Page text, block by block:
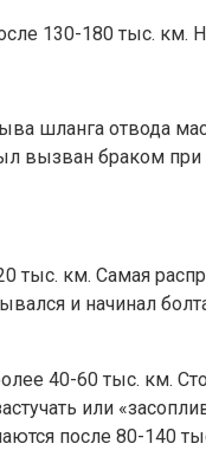
130-180 тыс. км.
шланга отвода
вызван браком
тыс. км. Самая
и начинал
40-60 тыс. км.
или
после 80-140